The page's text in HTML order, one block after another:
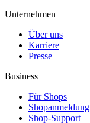
Unternehmen
Über uns
Karriere
Presse
Business
Für Shops
Shopanmeldung
Shop-Support